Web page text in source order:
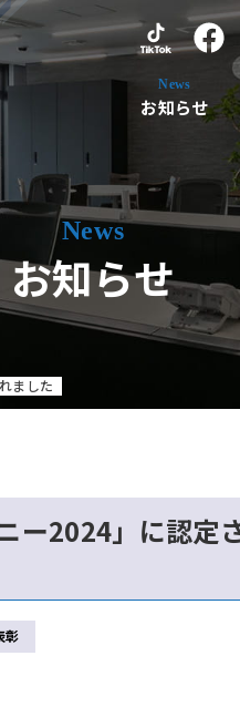
お知らせ
お知らせ
ました
ー2024」に認定
彰